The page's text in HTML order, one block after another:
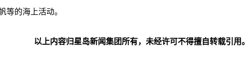
等的海上活动。
以上内容归星岛新闻集团所有，未经许可不得擅自转载引用。